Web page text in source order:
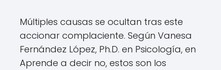
Múltiples causas se ocultan tras este
accionar complaciente. Según Vanesa
Fernández López, Ph.D. en Psicología, en
Aprende a decir no, estos son los